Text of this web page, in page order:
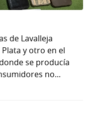
de Lavalleja
y otro en el
se producía
no...